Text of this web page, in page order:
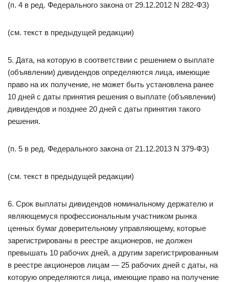
(п. 4 в ред. Федерального закона от 29.12.2012 N 282-ФЗ)
(см. текст в предыдущей редакции)
5. Дата, на которую в соответствии с решением о выплате
(объявлении) дивидендов определяются лица, имеющие
право на их получение, не может быть установлена ранее
10 дней с даты принятия решения о выплате (объявлении)
дивидендов и позднее 20 дней с даты принятия такого
решения.
(п. 5 в ред. Федерального закона от 21.12.2013 N 379-ФЗ)
(см. текст в предыдущей редакции)
6. Срок выплаты дивидендов номинальному держателю и
являющемуся профессиональным участником рынка
ценных бумаг доверительному управляющему, которые
зарегистрированы в реестре акционеров, не должен
превышать 10 рабочих дней, а другим зарегистрированным
в реестре акционеров лицам — 25 рабочих дней с даты, на
которую определяются лица, имеющие право на получение